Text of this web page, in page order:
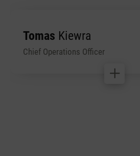
Tomas Kiewra
Chief Operations Officer